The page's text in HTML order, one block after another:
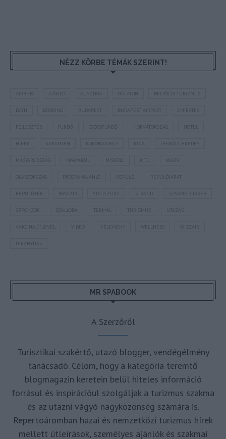
NÉZZ KÖRBE TÉMÁK SZERINT!
AUSZTRIA BALATON BELFÖLDI TURIZMUS
BUDAPEST BUDAPEST AIRPORT EMIRATES
FEJLESZTÉS HORVÁTORSZÁG HOTEL
KARANTÉN LÉGIKÖZLEKEDÉS
MAGYARORSZÁG MTÜ MÁLTA
OLASZORSZÁG REPÜLŐJÁRAT
REPÜLŐTÉR STATISZTIKA STRAND SZAKMAI CIKKEK
SZPONZOR SZÁLLODA TERMÁL TURIZMUS UTAZÁS
VAKCINAÚTLEVÉL WIZZAIR
ÚJRANYITÁS
MR SPABOOK
A Szerzőről
Turisztikai szakértő, utazó blogger, vendégélmény
tanácsadó. Célom, hogy a kategória teremtő
blogmagazin keretein belül hiteles információ
forrásul és inspirációul szolgáljak a turizmus szakma
és az utazni vágyó nagyközönség számára is.
Repertoáromban hazai és nemzetközi turizmus hírek
mellett útleírások, személyes ajánlók és szakmai